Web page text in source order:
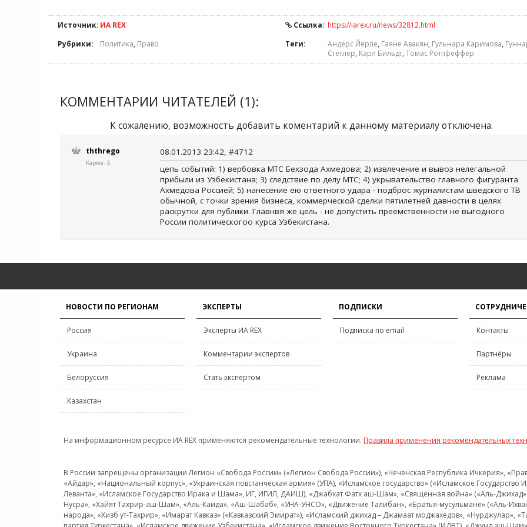
Источник: ИА REX Ссылка: https://iarex.ru/news/32812.html
Рубрики:
Политика, Право Теги: Андерс Йёрле, Гаяне Авакян, Гульнара Каримова,
Стетлер, Карл Бильдт, Томас Ротпфеффер
КОММЕНТАРИИ ЧИТАТЕЛЕЙ (1):
К сожалению, возможность добавить коментарий к данному материалу отключена.
ththrego
Карма: 5
08.01.2013 23:42, #4712
цепь событий: 1) вербовка МТС Бехзода Ахмедова; 2) извлечение и вывоз нелегальной
прибыли из Узбекистана; 3) следствие по делу МТС; 4) укрывательство главного фигуранта
Ахмедова Россией; 5) нанесение ею ответного удара - подброс журналистам шведского ТВ
обычной, с точки зрения бизнеса, коммерческой сделки пятилетней давности в целях
раскрутки для публики. Главнвя же цель - не допустить преемственности не выгодного
России политическогоо курса Узбекистана.
НОВОСТИ ПО РЕГИОНАМ
Россия
Украина
Белоруссия
Казахстан
ЭКСПЕРТЫ
Эксперты ИА REX
Комментарии экспертов
Стать экспертом
ПОДПИСКИ
Подписка по email Контакты
Партнёры
Реклама
На информационном ресурсе ИА REX применяются рекомендательные технологии. Правила применения рекомендательных
В России запрещены организации Легион «Свобода России» («Легион Свобода России»), «Чеченская Республика Ичкерия»,
«Айдар», «Национальный корпус», «Украинская повстанческая армия» (УПА), «Исламское государство» («Исламское
Леванта», «Исламское Государство Ирака и Шама», ИГ, ИГИЛ, ДАИШ), «Джабхат Фатх аш-Шам», «Священная война» («Аль-Джихад»
Нусра», «Хайят Тахрир-аш-Шам», «Аль-Каида», «Аш-Шабаб», «УНА-УНСО», «Движение Талибан», «Братья-мусульмане» («Аль-
народа», «Хизб ут-Тахрир», «Имарат Кавказ» («Кавказский Эмират»), «Исламский джихад – Джамаат моджахедов», «Нурджулар»,